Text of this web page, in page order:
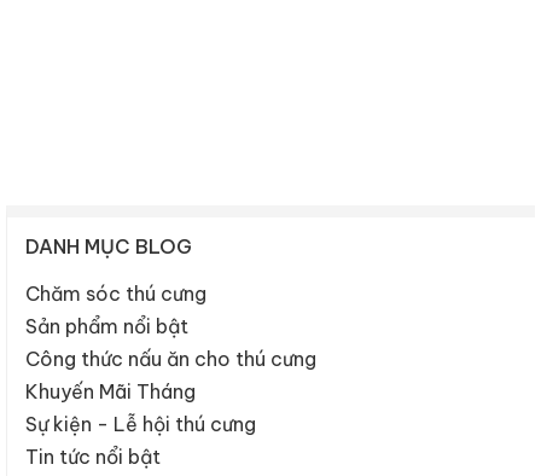
DANH MỤC BLOG
Chăm sóc thú cưng
Sản phẩm nổi bật
Công thức nấu ăn cho thú cưng
Khuyến Mãi Tháng
Sự kiện - Lễ hội thú cưng
Tin tức nổi bật